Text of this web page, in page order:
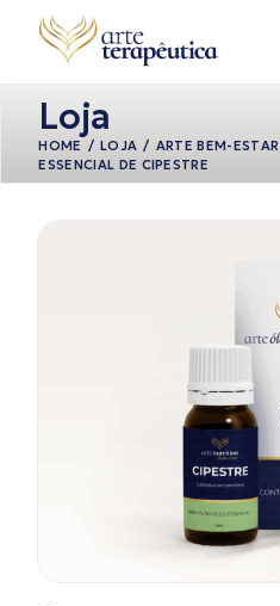
conteúdo
Loja
HOME LOJA ARTE BEM-ESTAR
ESSENCIAL DE CIPESTRE